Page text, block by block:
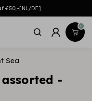
€50,-[NL/DE]
0
Sea
-